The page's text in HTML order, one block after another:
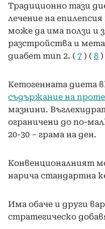
Традиционно тази
лечение на
може да има ползи и
разстройства и
диабет тип 2. ( 7 ) ( 8 )
Кетогенната диета
съдържание на
мазнини.
ограничени до по-
20-30 – грама на ден.
Конвенционалният
нарича стандартна
Има обаче и други
стратегическо